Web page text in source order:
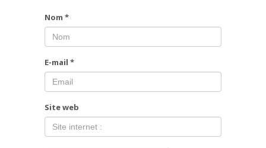
Nom *
E-mail *
Site web